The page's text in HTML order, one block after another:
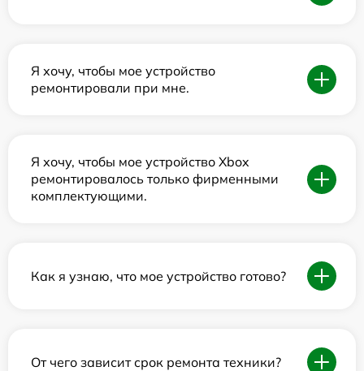
Я хочу, чтобы мое устройство
ремонтировали при мне.
Я хочу, чтобы мое устройство Xbox
ремонтировалось только фирменными
комплектующими.
Как я узнаю, что мое устройство готово?
От чего зависит срок ремонта техники?